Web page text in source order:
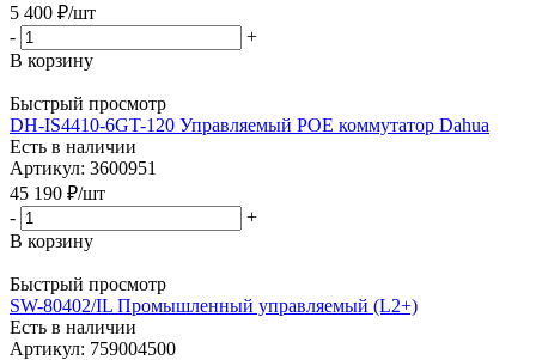
5 400 ₽/шт
-
+
В корзину
Быстрый просмотр
DH-IS4410-6GT-120 Управляемый РОЕ коммутатор Dahua
Есть в наличии
Артикул: 3600951
45 190 ₽/шт
-
+
В корзину
Быстрый просмотр
SW-80402/IL Промышленный управляемый (L2+)
Есть в наличии
Артикул: 759004500